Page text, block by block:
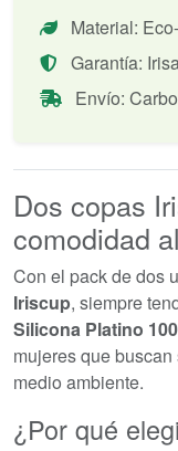
Material:
Garantía:
Envío:
Dos copas
comodidad
Con el pack de dos
Iriscup, siempre
Silicona Platino
mujeres que
medio ambiente.
¿Por qué